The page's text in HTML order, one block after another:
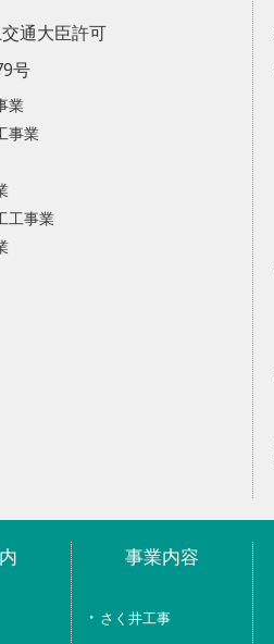
通大臣許可
号
業
事業
工事業
事業内容
さく井工事